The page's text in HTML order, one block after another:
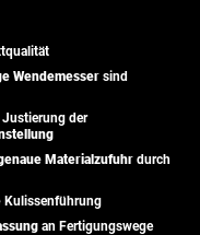
Wendemesser sind
Justierung der
Materialzufuhr durch
Kulissenführung
an Fertigungswege